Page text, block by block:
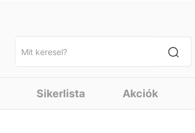
Sikerlista Akciók